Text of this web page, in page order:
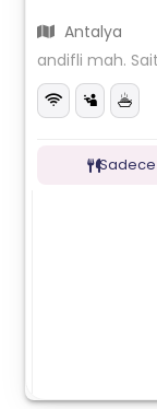
Antalya
andifli mah.